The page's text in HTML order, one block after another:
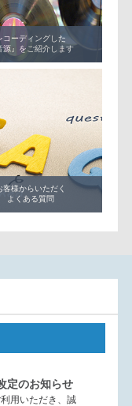
コーディングした
源』をご紹介します
客様からいただく
よくある質問
定のお知らせ
用いただき、誠